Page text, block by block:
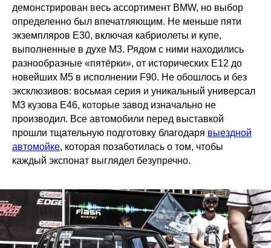
демонстрирован весь ассортимент BMW, но выбор
определенно был впечатляющим. Не меньше пяти
экземпляров E30, включая кабриолеты и купе,
выполненные в духе M3. Рядом с ними находились
разнообразные «пятёрки», от исторических E12 до
новейших M5 в исполнении F90. Не обошлось и без
эксклюзивов: восьмая серия и уникальный универсал
M3 кузова E46, которые завод изначально не
производил. Все автомобили перед выставкой
прошли тщательную подготовку благодаря выездной
автомойке, которая позаботилась о том, чтобы
каждый экспонат выглядел безупречно.